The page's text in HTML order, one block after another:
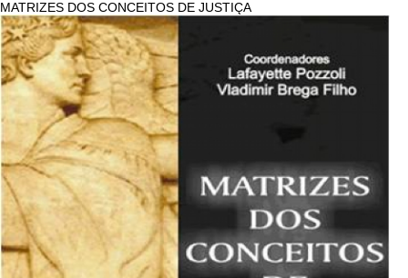
MATRIZES DOS CONCEITOS DE JUSTIÇA